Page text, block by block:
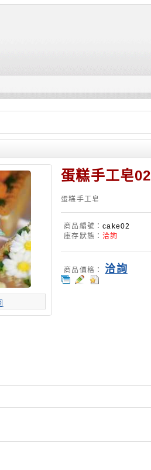
蛋糕手工皂02
蛋糕手工皂
商品編號：cake02
庫存狀態：洽詢
商品價格： 洽詢